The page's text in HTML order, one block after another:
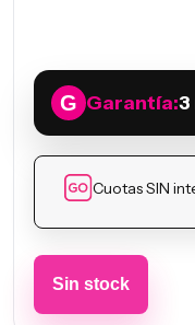
Garantía:3
Cuotas SIN